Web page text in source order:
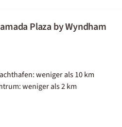
Plaza by Wyndham
weniger als 10 km
weniger als 2 km